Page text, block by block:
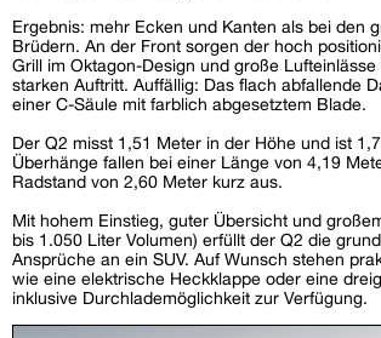
Ergebnis: mehr Ecken und Kanten als bei den
Brüdern. An der Front sorgen der hoch
Grill im Oktagon-Design und große
starken Auftritt. Auffällig: Das flach abfallende
einer C-Säule mit farblich abgesetztem Blade.
Der Q2 misst 1,51 Meter in der Höhe und ist
Überhänge fallen bei einer Länge von 4,19
Radstand von 2,60 Meter kurz aus.
Mit hohem Einstieg, guter Übersicht und
bis 1.050 Liter Volumen) erfüllt der Q2 die
Ansprüche an ein SUV. Auf Wunsch stehen
wie eine elektrische Heckklappe oder eine
inklusive Durchlademöglichkeit zur Verfügung.